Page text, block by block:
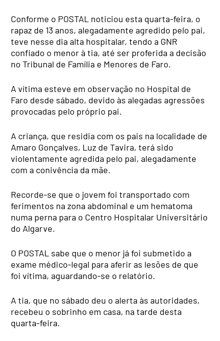
Conforme o POSTAL noticiou esta quarta-feira, o
rapaz de 13 anos, alegadamente agredido pelo pai,
teve nesse dia alta hospitalar, tendo a GNR
confiado o menor à tia, até ser proferida a decisão
no Tribunal de Família e Menores de Faro.
A vítima esteve em observação no Hospital de
Faro desde sábado, devido às alegadas agressões
provocadas pelo próprio pai.
A criança, que residia com os pais na localidade de
Amaro Gonçalves, Luz de Tavira, terá sido
violentamente agredida pelo pai, alegadamente
com a conivência da mãe.
Recorde-se que o jovem foi transportado com
ferimentos na zona abdominal e um hematoma
numa perna para o Centro Hospitalar Universitário
do Algarve.
O POSTAL sabe que o menor já foi submetido a
exame médico-legal para aferir as lesões de que
foi vítima, aguardando-se o relatório.
A tia, que no sábado deu o alerta às autoridades,
recebeu o sobrinho em casa, na tarde desta
quarta-feira.